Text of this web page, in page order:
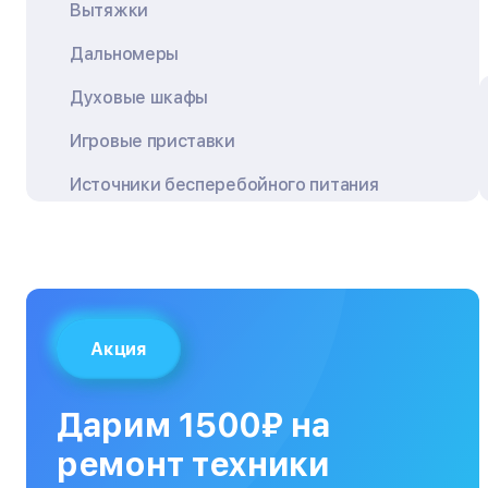
Вытяжки
Дальномеры
Духовые шкафы
Игровые приставки
Источники бесперебойного питания
Кофемашины
Кухонные плиты
МФУ
Акция
Дарим 1500₽ на
ремонт техники